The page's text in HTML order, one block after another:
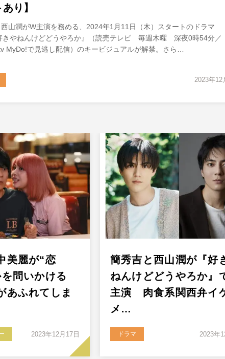
り】
山潤がW主演を務める、2024年1月11日（木）スタートのドラマ
きやねんけどどうやろか』（読売テレビ 毎週木曜 深夜0時54分／
MyDo!で見逃し配信）のキービジュアルが解禁。さら…
2023年12
美麗が“恋
問いかける
あふれてしま
2023年12月17日
簡秀吉と西山潤が『好
ねんけどどうやろか』
主演 肉食系関西弁イ
メ…
ドラマ 2023年